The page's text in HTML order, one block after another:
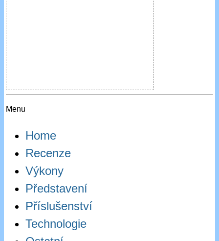
Menu
Home
Recenze
Výkony
Představení
Příslušenství
Technologie